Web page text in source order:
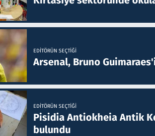
EDITÖRÜN SEÇTIĞI
Arsenal, Bruno
EDITÖRÜN SEÇTIĞI
Pisidia Antiokheia Antik
bulundu